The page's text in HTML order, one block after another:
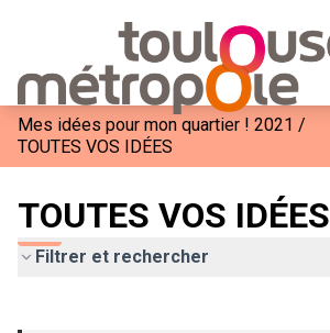
Mes idées pour mon quartier ! 2021 /
TOUTES VOS IDÉES
TOUTES VOS IDÉES
Filtrer et rechercher